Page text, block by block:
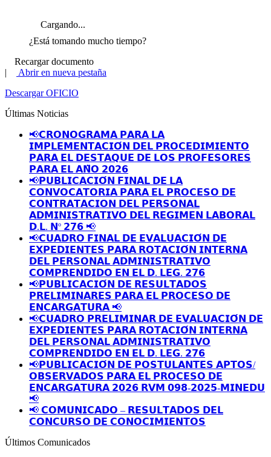
Cargando...
¿Está tomando mucho tiempo?
Recargar documento
|
Abrir en nueva pestaña
Descargar OFICIO
Últimas Noticias
📢𝗖𝗥𝗢𝗡𝗢𝗚𝗥𝗔𝗠𝗔 𝗣𝗔𝗥𝗔 𝗟𝗔
𝗜𝗠𝗣𝗟𝗘𝗠𝗘𝗡𝗧𝗔𝗖𝗜𝗢́𝗡 𝗗𝗘𝗟 𝗣𝗥𝗢𝗖𝗘𝗗𝗜𝗠𝗜𝗘𝗡𝗧𝗢
𝗣𝗔𝗥𝗔 𝗘𝗟 𝗗𝗘𝗦𝗧𝗔𝗤𝗨𝗘 𝗗𝗘 𝗟𝗢𝗦 𝗣𝗥𝗢𝗙𝗘𝗦𝗢𝗥𝗘𝗦
𝗣𝗔𝗥𝗔 𝗘𝗟 𝗔𝗡̃𝗢 𝟮𝟬𝟮𝟲
📢𝗣𝗨𝗕𝗟𝗜𝗖𝗔𝗖𝗜𝗢́𝗡 𝗙𝗜𝗡𝗔𝗟 𝗗𝗘 𝗟𝗔
𝗖𝗢𝗡𝗩𝗢𝗖𝗔𝗧𝗢𝗥𝗜𝗔 𝗣𝗔𝗥𝗔 𝗘𝗟 𝗣𝗥𝗢𝗖𝗘𝗦𝗢 𝗗𝗘
𝗖𝗢𝗡𝗧𝗥𝗔𝗧𝗔𝗖𝗜𝗢𝗡 𝗗𝗘𝗟 𝗣𝗘𝗥𝗦𝗢𝗡𝗔𝗟
𝗔𝗗𝗠𝗜𝗡𝗜𝗦𝗧𝗥𝗔𝗧𝗜𝗩𝗢 𝗗𝗘𝗟 𝗥𝗘𝗚𝗜𝗠𝗘𝗡 𝗟𝗔𝗕𝗢𝗥𝗔𝗟
𝗗.𝗟. 𝗡º 𝟮𝟳𝟲 📢
📢𝗖𝗨𝗔𝗗𝗥𝗢 𝗙𝗜𝗡𝗔𝗟 𝗗𝗘 𝗘𝗩𝗔𝗟𝗨𝗔𝗖𝗜𝗢́𝗡 𝗗𝗘
𝗘𝗫𝗣𝗘𝗗𝗜𝗘𝗡𝗧𝗘𝗦 𝗣𝗔𝗥𝗔 𝗥𝗢𝗧𝗔𝗖𝗜𝗢́𝗡 𝗜𝗡𝗧𝗘𝗥𝗡𝗔
𝗗𝗘𝗟 𝗣𝗘𝗥𝗦𝗢𝗡𝗔𝗟 𝗔𝗗𝗠𝗜𝗡𝗜𝗦𝗧𝗥𝗔𝗧𝗜𝗩𝗢
𝗖𝗢𝗠𝗣𝗥𝗘𝗡𝗗𝗜𝗗𝗢 𝗘𝗡 𝗘𝗟 𝗗. 𝗟𝗘𝗚. 𝟮𝟳𝟲
📢𝗣𝗨𝗕𝗟𝗜𝗖𝗔𝗖𝗜𝗢́𝗡 𝗗𝗘 𝗥𝗘𝗦𝗨𝗟𝗧𝗔𝗗𝗢𝗦
𝗣𝗥𝗘𝗟𝗜𝗠𝗜𝗡𝗔𝗥𝗘𝗦 𝗣𝗔𝗥𝗔 𝗘𝗟 𝗣𝗥𝗢𝗖𝗘𝗦𝗢 𝗗𝗘
𝗘𝗡𝗖𝗔𝗥𝗚𝗔𝗧𝗨𝗥𝗔 📢
📢𝗖𝗨𝗔𝗗𝗥𝗢 𝗣𝗥𝗘𝗟𝗜𝗠𝗜𝗡𝗔𝗥 𝗗𝗘 𝗘𝗩𝗔𝗟𝗨𝗔𝗖𝗜𝗢́𝗡 𝗗𝗘
𝗘𝗫𝗣𝗘𝗗𝗜𝗘𝗡𝗧𝗘𝗦 𝗣𝗔𝗥𝗔 𝗥𝗢𝗧𝗔𝗖𝗜𝗢́𝗡 𝗜𝗡𝗧𝗘𝗥𝗡𝗔
𝗗𝗘𝗟 𝗣𝗘𝗥𝗦𝗢𝗡𝗔𝗟 𝗔𝗗𝗠𝗜𝗡𝗜𝗦𝗧𝗥𝗔𝗧𝗜𝗩𝗢
𝗖𝗢𝗠𝗣𝗥𝗘𝗡𝗗𝗜𝗗𝗢 𝗘𝗡 𝗘𝗟 𝗗. 𝗟𝗘𝗚. 𝟮𝟳𝟲
📢𝗣𝗨𝗕𝗟𝗜𝗖𝗔𝗖𝗜𝗢́𝗡 𝗗𝗘 𝗣𝗢𝗦𝗧𝗨𝗟𝗔𝗡𝗧𝗘𝗦 𝗔𝗣𝗧𝗢𝗦/
𝗢𝗕𝗦𝗘𝗥𝗩𝗔𝗗𝗢𝗦 𝗣𝗔𝗥𝗔 𝗘𝗟 𝗣𝗥𝗢𝗖𝗘𝗦𝗢 𝗗𝗘
𝗘𝗡𝗖𝗔𝗥𝗚𝗔𝗧𝗨𝗥𝗔 𝟮𝟬𝟮𝟲 𝗥𝗩𝗠 𝟬𝟵𝟴-𝟮𝟬𝟮𝟱-𝗠𝗜𝗡𝗘𝗗𝗨
📢
📢 𝗖𝗢𝗠𝗨𝗡𝗜𝗖𝗔𝗗𝗢 – 𝗥𝗘𝗦𝗨𝗟𝗧𝗔𝗗𝗢𝗦 𝗗𝗘𝗟
𝗖𝗢𝗡𝗖𝗨𝗥𝗦𝗢 𝗗𝗘 𝗖𝗢𝗡𝗢𝗖𝗜𝗠𝗜𝗘𝗡𝗧𝗢𝗦
Últimos Comunicados